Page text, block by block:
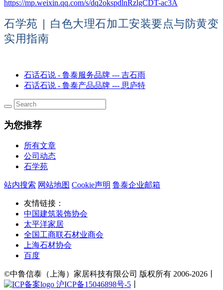
https://mp.weixin.qq.com/s/dq2okspdlnRzlgCDT-ac3A
石学苑 | 白色大理石加工安装要点与防黄变
实用指南
石话石说 - 鲁泰服务品牌 --- 吉石雨
石话石说 - 鲁泰产品品牌 --- 思庐特
为您推荐
所有文章
公司动态
石学苑
站内搜索 网站地图 Cookie声明 鲁泰企业邮箱
友情链接：
中国建筑装饰协会
太平洋家居
全国工商联石材业商会
上海石材协会
百度
©中鲁信泰（上海）家居科技有限公司 版权所有 2006-2026丨
沪ICP备15046898号-5